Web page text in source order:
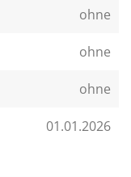
ohne
ohne
ohne
01.01.2026